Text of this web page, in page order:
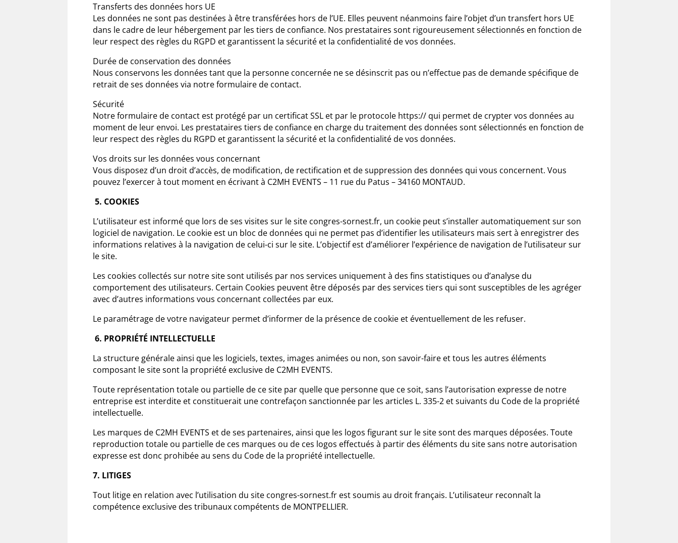
Transferts des données hors UE
Les données ne sont pas destinées à être transférées hors de l’UE. Elles peuvent néanmoins faire l’objet d’un transfert hors UE
dans le cadre de leur hébergement par les tiers de confiance. Nos prestataires sont rigoureusement sélectionnés en fonction de
leur respect des règles du RGPD et garantissent la sécurité et la confidentialité de vos données.
Durée de conservation des données
Nous conservons les données tant que la personne concernée ne se désinscrit pas ou n’effectue pas de demande spécifique de
retrait de ses données via notre formulaire de contact.
Sécurité
Notre formulaire de contact est protégé par un certificat SSL et par le protocole https:// qui permet de crypter vos données au
moment de leur envoi. Les prestataires tiers de confiance en charge du traitement des données sont sélectionnés en fonction de
leur respect des règles du RGPD et garantissent la sécurité et la confidentialité de vos données.
Vos droits sur les données vous concernant
Vous disposez d’un droit d’accès, de modification, de rectification et de suppression des données qui vous concernent. Vous
pouvez l’exercer à tout moment en écrivant à C2MH EVENTS – 11 rue du Patus – 34160 MONTAUD.
5. COOKIES
L’utilisateur est informé que lors de ses visites sur le site congres-sornest.fr, un cookie peut s’installer automatiquement sur son
logiciel de navigation. Le cookie est un bloc de données qui ne permet pas d’identifier les utilisateurs mais sert à enregistrer des
informations relatives à la navigation de celui-ci sur le site. L’objectif est d’améliorer l’expérience de navigation de l’utilisateur sur
le site.
Les cookies collectés sur notre site sont utilisés par nos services uniquement à des fins statistiques ou d’analyse du
comportement des utilisateurs. Certain Cookies peuvent être déposés par des services tiers qui sont susceptibles de les agréger
avec d’autres informations vous concernant collectées par eux.
Le paramétrage de votre navigateur permet d’informer de la présence de cookie et éventuellement de les refuser.
6. PROPRIÉTÉ INTELLECTUELLE
La structure générale ainsi que les logiciels, textes, images animées ou non, son savoir-faire et tous les autres éléments
composant le site sont la propriété exclusive de C2MH EVENTS.
Toute représentation totale ou partielle de ce site par quelle que personne que ce soit, sans l’autorisation expresse de notre
entreprise est interdite et constituerait une contrefaçon sanctionnée par les articles L. 335-2 et suivants du Code de la propriété
intellectuelle.
Les marques de C2MH EVENTS et de ses partenaires, ainsi que les logos figurant sur le site sont des marques déposées. Toute
reproduction totale ou partielle de ces marques ou de ces logos effectués à partir des éléments du site sans notre autorisation
expresse est donc prohibée au sens du Code de la propriété intellectuelle.
7. LITIGES
Tout litige en relation avec l’utilisation du site congres-sornest.fr est soumis au droit français. L’utilisateur reconnaît la
compétence exclusive des tribunaux compétents de MONTPELLIER.